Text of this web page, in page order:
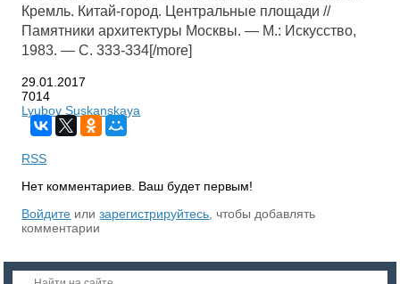
Кремль. Китай-город. Центральные площади //
Памятники архитектуры Москвы. — М.: Искусство,
1983. — С. 333-334[/more]
29.01.2017
7014
Lyubov Suskanskaya
RSS
Нет комментариев. Ваш будет первым!
Войдите илизарегистрируйтесь , чтобы добавлять
комментарии